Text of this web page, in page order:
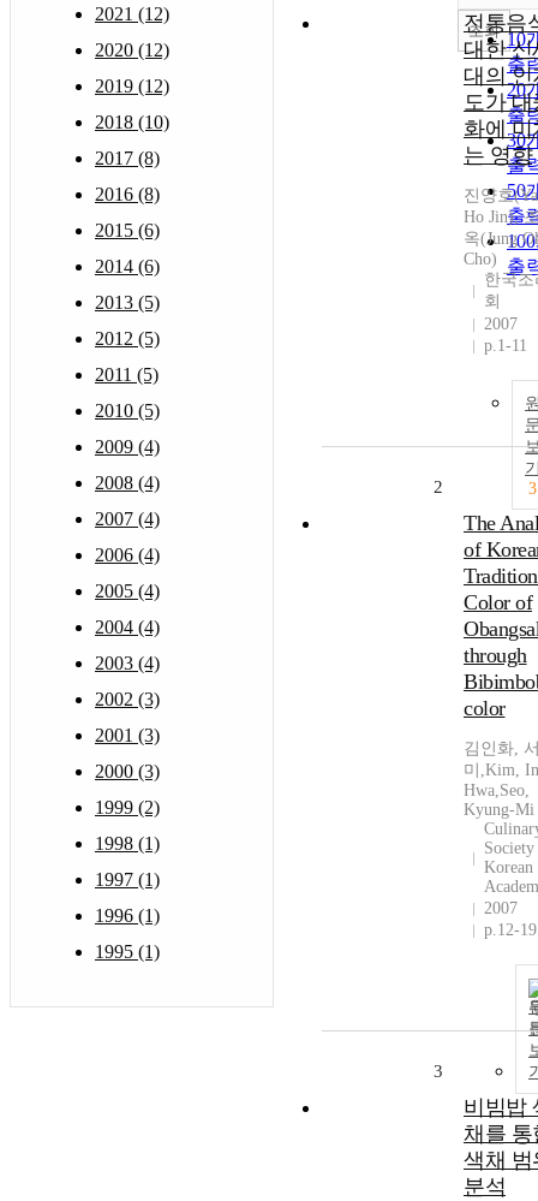
2021 (12)
2020 (12)
2019 (12)
2018 (10)
2017 (8)
2016 (8)
2015 (6)
2014 (6)
2013 (5)
2012 (5)
2011 (5)
2010 (5)
2009 (4)
2008 (4)
2007 (4)
2006 (4)
2005 (4)
2004 (4)
2003 (4)
2002 (3)
2001 (3)
2000 (3)
1999 (2)
1998 (1)
1997 (1)
1996 (1)
1995 (1)
10
출
20
출
30
출
50
출
출
조회
전통음
대한 신
대의 인
도가 대
화에 미
는 영향
진양호
Ho Jin),
옥(Jung
Cho)
한국
회
2007
p.1-11
3
2
The
of
Color of
through
color
김인화,
미,Kim,
Hwa,Seo,
Kyung-Mi
Korean
2007
p.12-19
3
비빔밥
채를 통
색채 범
분석